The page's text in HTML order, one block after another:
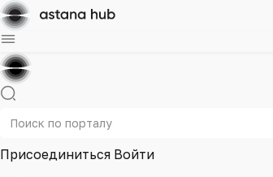
Присоединиться Войти